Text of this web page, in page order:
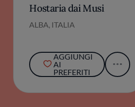
Hostaria dai Musi
ALBA, ITALIA
AGGIUNGI
AI
PREFERITI